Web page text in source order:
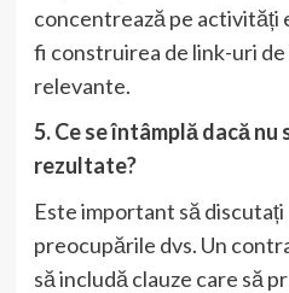
concentrează pe activități
fi construirea de link-uri
relevante.
5. Ce se întâmplă dacă
rezultate?
Este important să discutați
preocupările dvs. Un
să includă clauze care să